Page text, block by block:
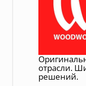
отрасли.
решений.